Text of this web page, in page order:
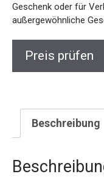
Geschenk oder für
außergewöhnliche
Preis prüfen
Beschreibung